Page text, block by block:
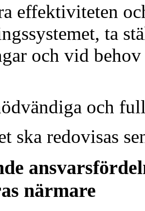
effektiviteten
ta
och vid
och
ska redovisas
närmare